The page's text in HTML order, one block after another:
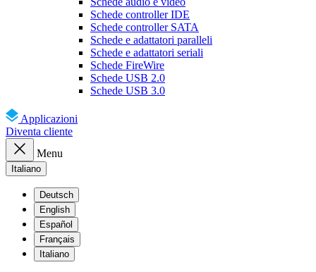
Schede controller IDE
Schede controller SATA
Schede e adattatori paralleli
Schede e adattatori seriali
Schede FireWire
Schede USB 2.0
Schede USB 3.0
Applicazioni
Diventa cliente
Menu
Italiano
Deutsch
English
Español
Français
Italiano